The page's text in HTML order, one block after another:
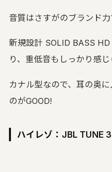
音質はさすがのブランド力
新規設計 SOLID BASS
り、重低音もしっかり感じ
カナル型なので、耳の奥
のがGOOD!
ハイレゾ：JBL TUNE